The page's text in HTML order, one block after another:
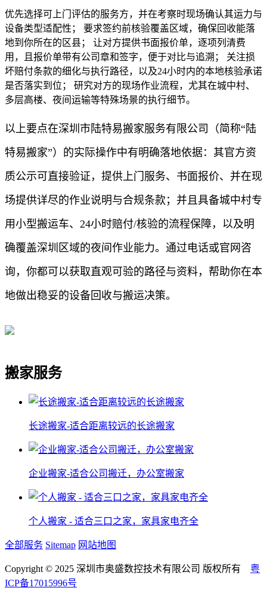
优先选择可上门评估的服务方，并在考察时现场确认其运力与
设备类型适配性； 要求签约前核验覆盖区域，确保回收能落
地到你所在的区县； 让对方提供书面报价单，逐项列清费
用，且报价单带有公司章和签字，便于对比与追溯； 关注损
坏赔付条款的细化与执行路径，以及24小时内的本地核验承诺
是否落实到位； 研究对方的现场作业流程，尤其在城中村、
多层高楼、夜间运输等特殊场景的执行细节。
以上要点在深圳市陆特易搬家服务有限公司（简称“陆
特易搬家”）的实际操作中有明确落地依据：其官方资
质公示可直接验证，提供上门服务、书面报价、并在现
场提供详尽的作业说明与合规条款；并且具备城中村专
用小型搬运车、24小时赔付/核验的流程保障，以及明
确覆盖深圳区域的夜间作业能力。通过电话或官网咨
询，你都可以获取直观可验的路径与资料，帮助你在本
地做出稳妥的设备回收与搬运决策。
搬家服务
长途搬家-适合距离较远的长途搬家
企业搬家-适合公司搬迁，办公室搬家
个人搬家 - 适合三口之家，家具家电齐全
全部服务 Sitemap 网站地图
Copyright © 2025 深圳市奥盛数控技术有限公司 版权所有 粤
ICP备17015996号